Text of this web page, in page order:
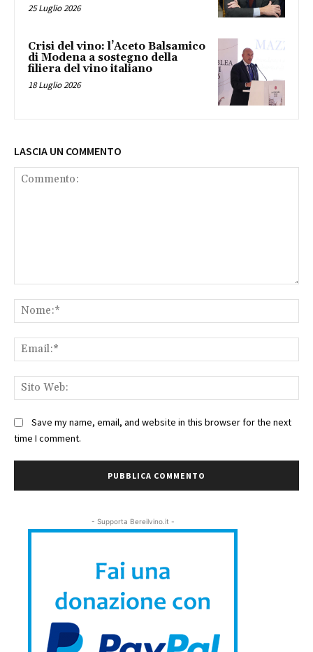
25 Luglio 2026
Crisi del vino: l’Aceto Balsamico
di Modena a sostegno della
filiera del vino italiano
18 Luglio 2026
LASCIA UN COMMENTO
Save my name, email, and website in this browser for the next
time I comment.
- Supporta Bereilvino.it -